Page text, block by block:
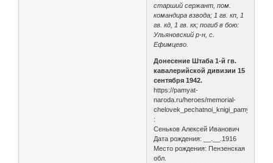
старший сержант, пом.
командира взвода; 1 гв. кп, 1
гв. кд, 1 гв. кк; погиб в бою:
Ульяновский р-н, с.
Ефимцево.
Донесение Штаба 1-й гв.
кавалерийской дивизии 15
сентября 1942.
https://pamyat-
naroda.ru/heroes/memorial-
:
Сеньков Алексей Иванович
Дата рождения: __.__.1916
Место рождения: Пензенская
обл.